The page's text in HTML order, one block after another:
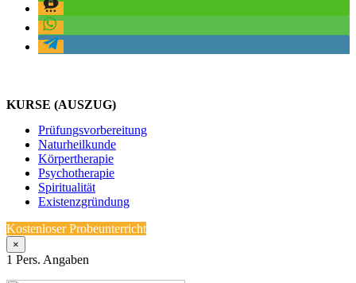
KURSE (AUSZUG)
Prüfungsvorbereitung
Naturheilkunde
Körpertherapie
Psychotherapie
Spiritualität
Existenzgründung
Kostenloser Probeunterricht
×
1 Pers. Angaben